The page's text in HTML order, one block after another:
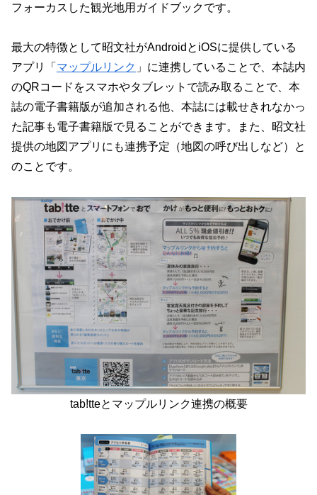
フォーカスした観光地用ガイドブックです。
最大の特徴として昭文社がAndroidとiOSに提供している
アプリ「 マップルリンク 」に連携していることで、本誌内
のQRコードをスマホやタブレットで読み取ることで、本
誌の電子書籍版が追加される他、本誌には載せきれなかっ
た記事も電子書籍版で見ることができます。また、昭文社
提供の地図アプリにも連携予定（地図の呼び出しなど）と
のことです。
tab!tteとマップルリンク連携の概要